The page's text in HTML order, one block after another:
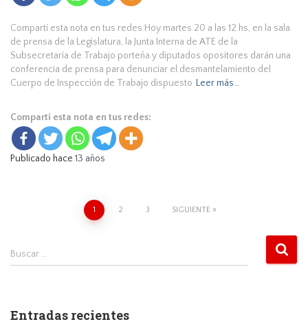
Compartí esta nota en tus redes:Hoy martes 20 a las 12 hs, en la sala
de prensa de la Legislatura, la Junta Interna de ATE de la
Subsecretaría de Trabajo porteña y diputados opositores darán una
conferencia de prensa para denunciar el desmantelamiento del
Cuerpo de Inspección de Trabajo dispuesto Leer más…
Compartí esta nota en tus redes:
Publicado hace 13 años
Navegación
entradas
1 2 3 SIGUIENTE
B
r
Buscar …
Entradas recientes